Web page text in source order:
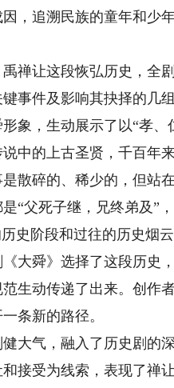
，追溯民族的童年和少
让这段恢弘历史，全
事件及影响其抉择的几
象，生动展示了以“孝、
中的上古圣贤，千百年
散碎的、稀少的，但站
“父死子继，兄终弟及”
史阶段和过往的历史烟
大舜》选择了这段历史
生动传递了出来。创作
条新的路径。
气，融入了历史剧的
接受为线索，表现了禅